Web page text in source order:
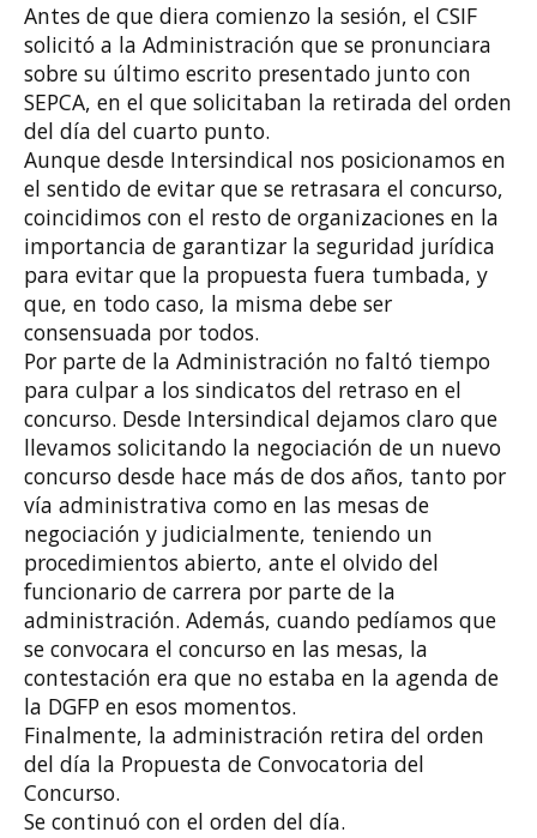
Antes de que diera comienzo la sesión, el CSIF
solicitó a la Administración que se pronunciara
sobre su último escrito presentado junto con
SEPCA, en el que solicitaban la retirada del orden
del día del cuarto punto.
Aunque desde Intersindical nos posicionamos en
el sentido de evitar que se retrasara el concurso,
coincidimos con el resto de organizaciones en la
importancia de garantizar la seguridad jurídica
para evitar que la propuesta fuera tumbada, y
que, en todo caso, la misma debe ser
consensuada por todos.
Por parte de la Administración no faltó tiempo
para culpar a los sindicatos del retraso en el
concurso. Desde Intersindical dejamos claro que
llevamos solicitando la negociación de un nuevo
concurso desde hace más de dos años, tanto por
vía administrativa como en las mesas de
negociación y judicialmente, teniendo un
procedimientos abierto, ante el olvido del
funcionario de carrera por parte de la
administración. Además, cuando pedíamos que
se convocara el concurso en las mesas, la
contestación era que no estaba en la agenda de
la DGFP en esos momentos.
Finalmente, la administración retira del orden
del día la Propuesta de Convocatoria del
Concurso.
Se continuó con el orden del día.